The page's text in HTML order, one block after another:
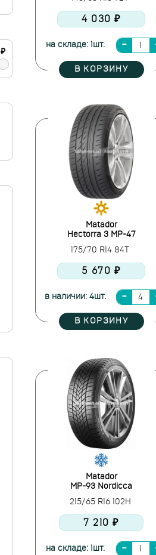
4 030 ₽
на складе: 1шт.
В КОРЗИНУ
Matador
Hectorra 3 MP-47
175/70 R14 84T
5 670 ₽
в наличии: 4шт.
В КОРЗИНУ
Matador
MP-93 Nordicca
215/65 R16 102H
7 210 ₽
на складе: 1шт.